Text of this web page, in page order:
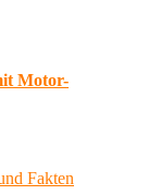
Motor-